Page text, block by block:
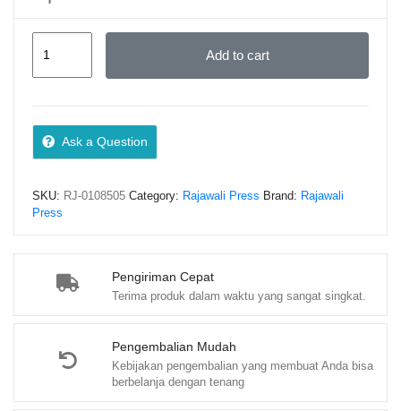
Pengiriman Cepat
Terima produk dalam waktu yang sangat singkat.
Pengembalian Mudah
Kebijakan pengembalian yang membuat Anda bisa
berbelanja dengan tenang
Sarjana
Muslim
Barat
Dr.
Abdul
M.A.
quantity
Add to cart
Ask a Question
SKU: RJ-0108505 Category: Rajawali Press Brand: Rajawali
Press